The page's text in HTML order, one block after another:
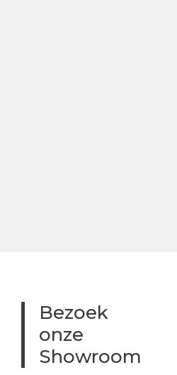
Bezoek
onze
Showroom